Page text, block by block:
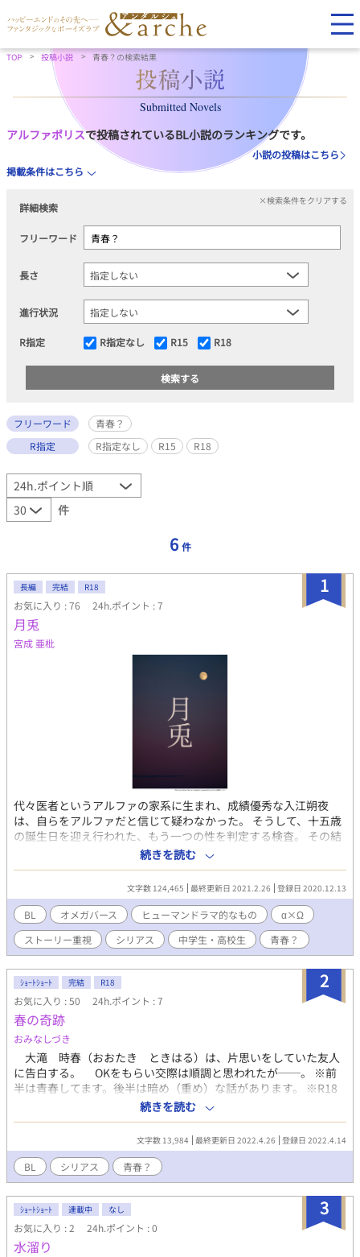
TOP 投稿小説 青春？の検索結果
Submitted Novels
アルファポリスで投稿されているBL小説のランキングです。
小説の投稿はこちら
掲載条件はこちら
詳細検索
×検索条件をクリアする
フリーワード
長さ
進行状況
R指定 R指定なし R15 R18
フリーワード
青春？
R指定
R指定なし R15 R18
件
6 件
1
長編 完結 R18
お気に入り : 76 24h.ポイント : 7
月兎
宮成 亜枇
代々医者というアルファの家系に生まれ、成績優秀な入江朔夜
は、自らをアルファだと信じて疑わなかった。 そうして、十五歳
の誕生日を迎え行われた、もう一つの性を判定する検査。 その結
果は──『オメガ』。 突きつけられた結果に呆然とする彼に、両
親は朔夜に別の場所で生活する事を提案する。 アルファである両
親はもちろん、兄弟にも影響が及ぶ前に。 納得のいかない彼では
あったが、従うしかなかった。 ”オメガバース” 男女とは違うもう
一つの性。 本来の性別よりも、厄介なもの。 オメガという判定を
受けた朔夜と、小さい頃からの幼馴染みである、鷲尾一真、そし
て、水無瀬秀。 彼らはもう一つの性に翻弄されながらも、成長し
ていく。 ・ こちらは、『女王蜂』の一真と朔夜の中学生〜高校生
にかけての物語です。 ストーリー重視のため、過激な描写はあま
り（ほとんど？）ありませんが、中学生×中学生のシーンがあり
ますのでご了承ください。 また、こちらの更新は不定期になりま
すので、もし興味を持って頂けましたらお気に入り登録をしてく
ださると嬉しいです。 よろしくお願い致します。 ※表紙は『かん
たん表紙メーカー』にて作成しています。
続きを読む
文字数 124,465 最終更新日 2021.2.26 登録日 2020.12.13
BL オメガバース ヒューマンドラマ的なもの
α×Ω
ストーリー重視
シリアス 中学生・高校生 青春？
2
ｼｮｰﾄｼｮｰﾄ 完結 R18
お気に入り : 50 24h.ポイント : 7
春の奇跡
おみなしづき
大滝 時春（おおたき ときはる）は、片思いをしていた友人
に告白する。 OKをもらい交際は順調と思われたが──。 ※前
半は青春してます。後半は暗め（重め）な話があります。 ※R18
は後半にあります。加筆修正しました。 ※ネタバレタグは外して
います。ご了承下さい。 ※少し読みづらいと思い、分割しまし
た。通知が何度か行ってしまった方、すみません。内容は変わっ
ていません。
続きを読む
文字数 13,984 最終更新日 2022.4.26 登録日 2022.4.14
BL シリアス 青春？
3
ｼｮｰﾄｼｮｰﾄ 連載中 なし
お気に入り : 2 24h.ポイント : 0
水溜り